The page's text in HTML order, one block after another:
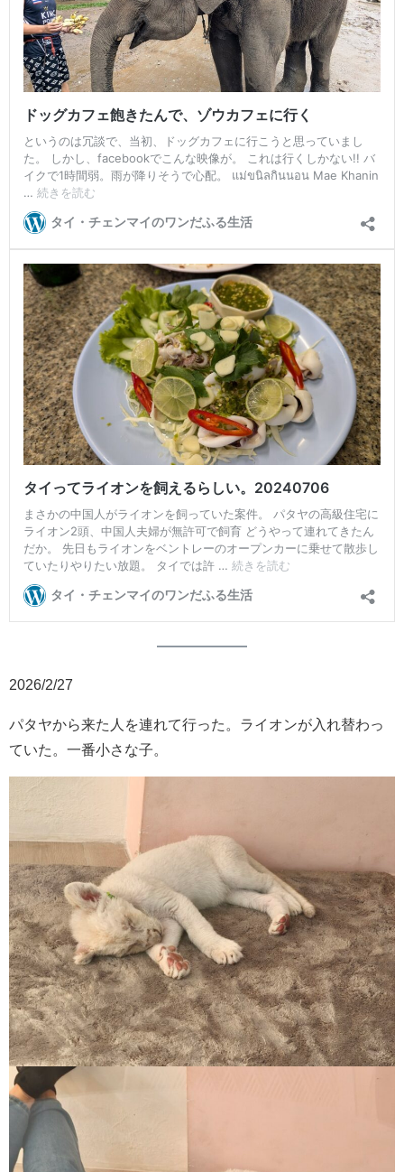
2026/2/27
パタヤから来た人を連れて行った。ライオンが入れ替わっ
ていた。一番小さな子。